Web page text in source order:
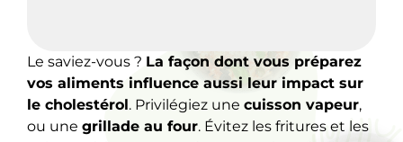
Le saviez-vous ? La façon dont vous préparez
vos aliments influence aussi leur impact sur
le cholestérol. Privilégiez une cuisson vapeur,
ou une grillade au four. Évitez les fritures et les